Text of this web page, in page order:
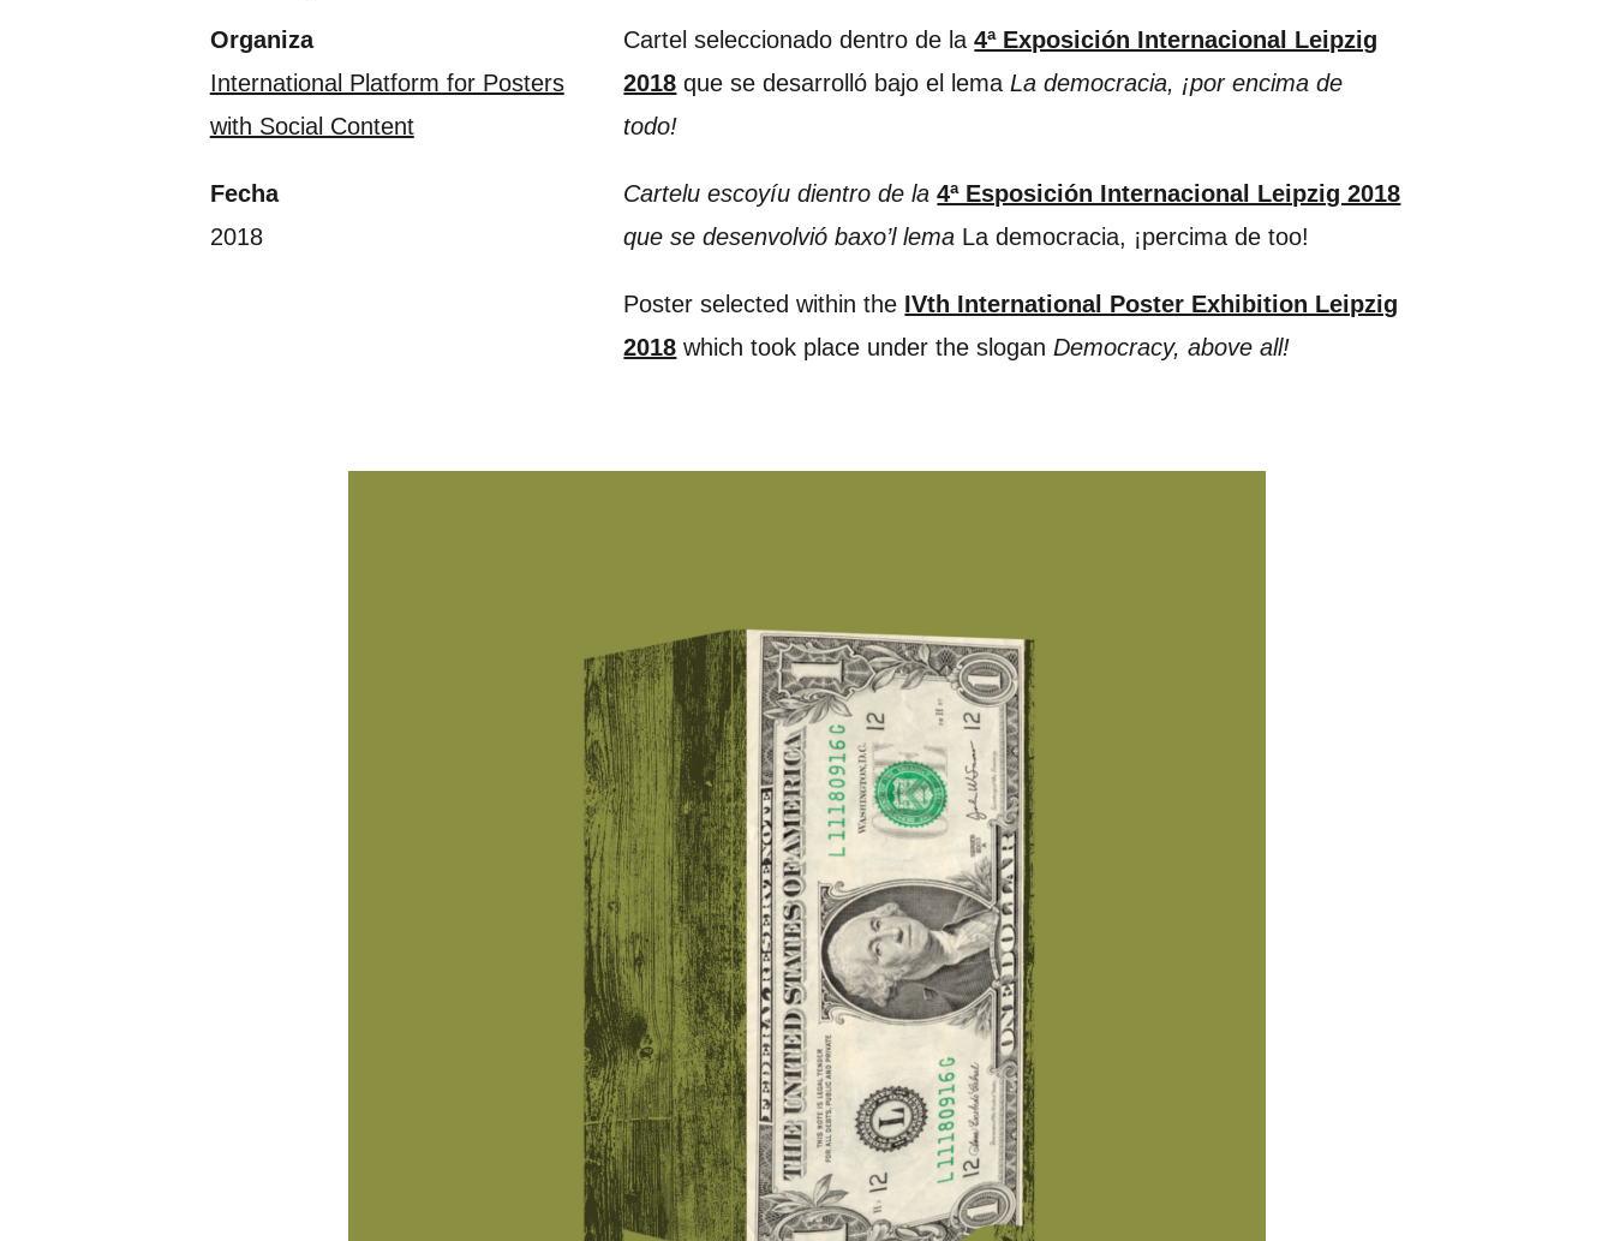
Organiza
International Platform for Posters
with Social Content
Fecha
2018
Cartel seleccionado dentro de la4ª Exposición Internacional Leipzig
2018 que se desarrolló bajo el lemaLa democracia, ¡por encima de
todo!
Cartelu escoyíu dientro de la4ª Esposición Internacional Leipzig 2018
que se desenvolvió baxo’l lema La democracia, ¡percima de too!
Poster selected within the IVth International Poster Exhibition Leipzig
2018 which took place under the sloganDemocracy, above all!